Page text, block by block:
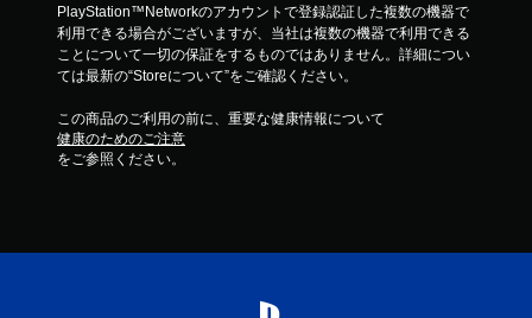
PlayStation™Networkのアカウントで登録認証した複数の機器で
利用できる場合がございますが、当社は複数の機器で利用できる
ことについて一切の保証をするものではありません。詳細につい
ては最新の“Storeについて”をご確認ください。
この商品のご利用の前に、重要な健康情報について
健康のためのご注意
をご参照ください。